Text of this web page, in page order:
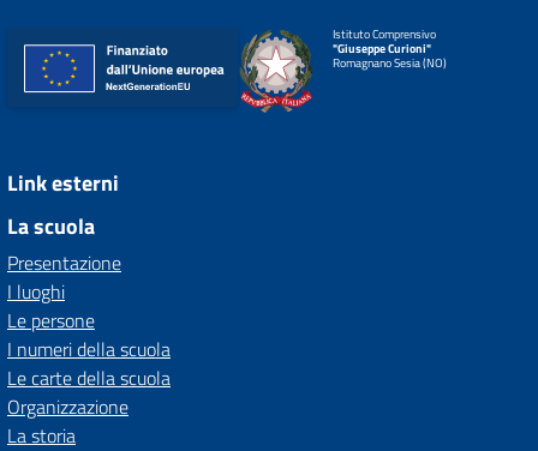
Istituto Comprensivo
"Giuseppe Curioni"
Romagnano Sesia (NO)
Link esterni
La scuola
Presentazione
I luoghi
Le persone
I numeri della scuola
Le carte della scuola
Organizzazione
La storia